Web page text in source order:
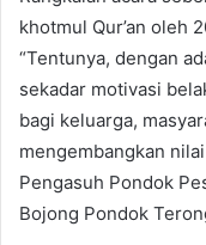
khotmul Qur’an oleh
“Tentunya, dengan
sekadar motivasi
bagi keluarga,
mengembangkan
Pengasuh Pondok
Bojong Pondok